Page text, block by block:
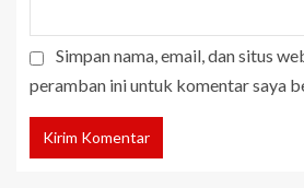
Simpan nama, email, dan situs
peramban ini untuk komentar saya